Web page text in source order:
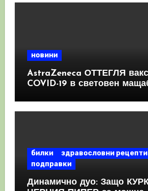
новини
AstraZeneca ОТТЕГЛЯ
COVID-19 в световен
билки
здравословни рецепти
подправки
Динамично дуо: Защо